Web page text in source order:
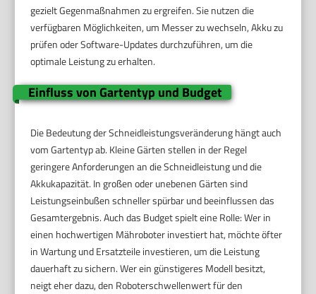
gezielt Gegenmaßnahmen zu ergreifen. Sie nutzen die
verfügbaren Möglichkeiten, um Messer zu wechseln, Akku zu
prüfen oder Software-Updates durchzuführen, um die
optimale Leistung zu erhalten.
Einfluss von Gartentyp und Budget
Die Bedeutung der Schneidleistungsveränderung hängt auch
vom Gartentyp ab. Kleine Gärten stellen in der Regel
geringere Anforderungen an die Schneidleistung und die
Akkukapazität. In großen oder unebenen Gärten sind
Leistungseinbußen schneller spürbar und beeinflussen das
Gesamtergebnis. Auch das Budget spielt eine Rolle: Wer in
einen hochwertigen Mähroboter investiert hat, möchte öfter
in Wartung und Ersatzteile investieren, um die Leistung
dauerhaft zu sichern. Wer ein günstigeres Modell besitzt,
neigt eher dazu, den Roboterschwellenwert für den